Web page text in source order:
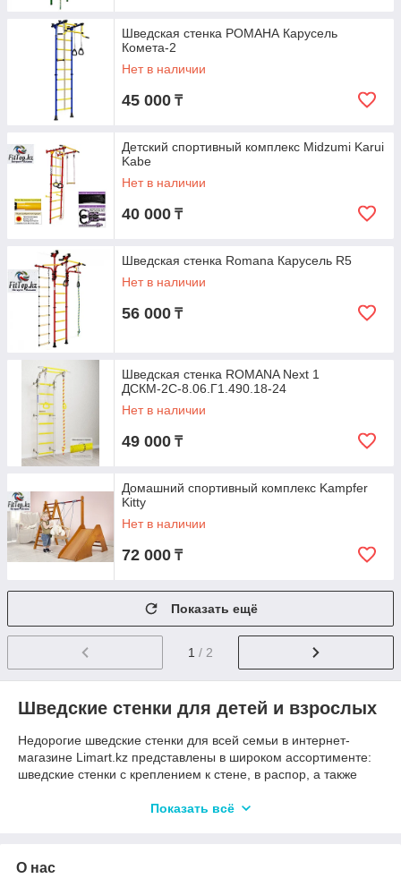
Шведская стенка РОМАНА Карусель
Комета-2
Нет в наличии
45 000 ₸
Детский спортивный комплекс Midzumi Karui
Kabe
Нет в наличии
40 000 ₸
Шведская стенка Romana Карусель R5
Нет в наличии
56 000 ₸
Шведская стенка ROMANA Next 1
ДСКМ-2С-8.06.Г1.490.18-24
Нет в наличии
49 000 ₸
Домашний спортивный комплекс Kampfer
Kitty
Нет в наличии
72 000 ₸
Показать ещё
1 / 2
Шведские стенки для детей и взрослых
Недорогие шведские стенки для всей семьи в интернет-
магазине Limart.kz представлены в широком ассортименте:
шведские стенки с креплением к стене, в распор, а также
стенки, оснащенные дополнительным оборудованием, таким
Как выбрать подходящий детский спортивный
Показать всё
О нас